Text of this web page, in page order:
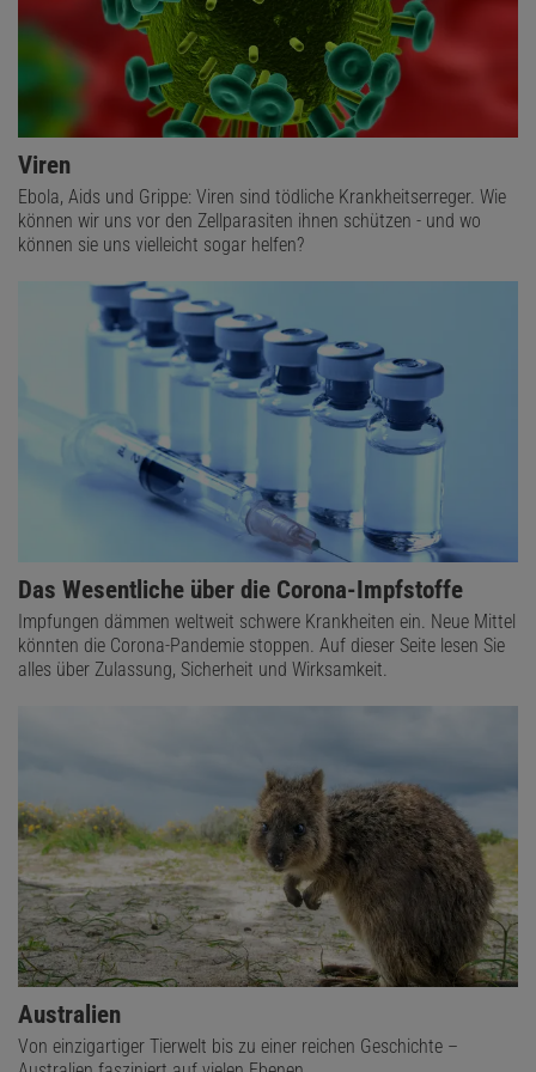
Viren
Ebola, Aids und Grippe: Viren sind tödliche Krankheitserreger. Wie
können wir uns vor den Zellparasiten ihnen schützen - und wo
können sie uns vielleicht sogar helfen?
Das Wesentliche über die Corona-Impfstoffe
Impfungen dämmen weltweit schwere Krankheiten ein. Neue Mittel
könnten die Corona-Pandemie stoppen. Auf dieser Seite lesen Sie
alles über Zulassung, Sicherheit und Wirksamkeit.
Australien
Von einzigartiger Tierwelt bis zu einer reichen Geschichte –